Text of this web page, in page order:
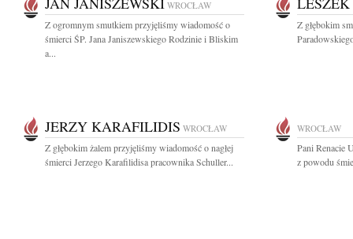
WROCŁAW
Z ogromnym smutkiem przyjęliśmy wiadomość o
śmierci ŚP. Jana Janiszewskiego Rodzinie i Bliskim
a...
Z głębokim
JERZY KARAFILIDIS WROCŁAW
Z głębokim żalem przyjęliśmy wiadomość o nagłej
śmierci Jerzego Karafilidisa pracownika Schuller...
WROCŁAW
Pani Renacie
z powodu